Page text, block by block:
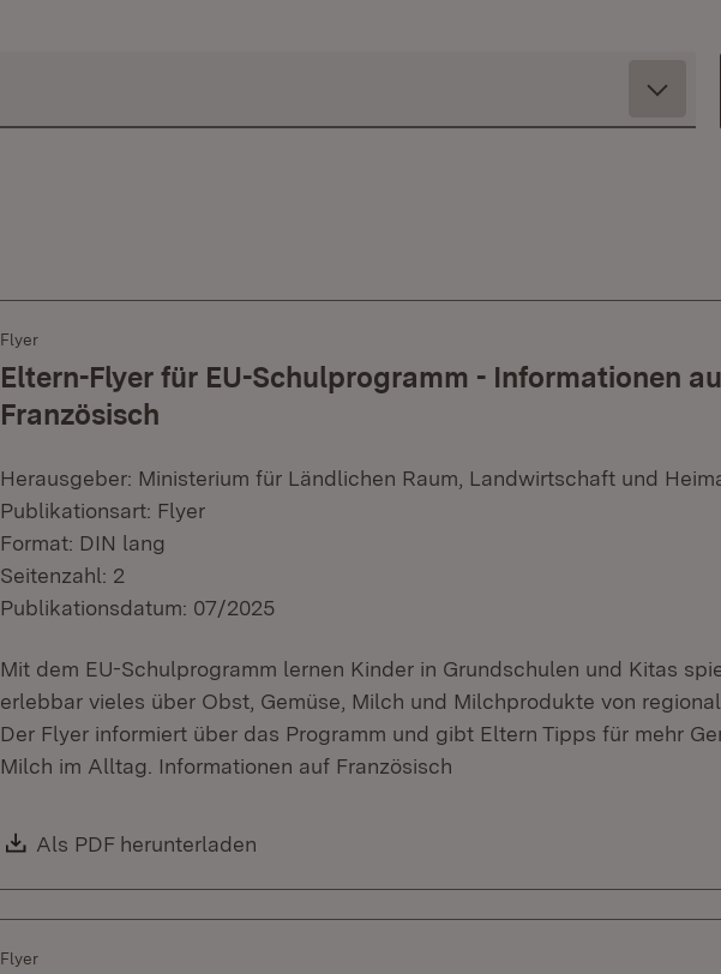
Flyer
Eltern-Flyer für EU-Schulprogramm - Informationen
Französisch
Herausgeber: Ministerium für Ländlichen Raum, Landwirtschaft und
Publikationsart: Flyer
Format: DIN lang
Seitenzahl: 2
Publikationsdatum: 07/2025
Mit dem EU-Schulprogramm lernen Kinder in Grundschulen und Kitas
erlebbar vieles über Obst, Gemüse, Milch und Milchprodukte von
Der Flyer informiert über das Programm und gibt Eltern Tipps für mehr
Milch im Alltag. Informationen auf Französisch
Download:
Als PDF herunterladen
Flyer